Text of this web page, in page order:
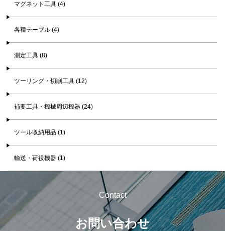
マグネット工具 (4)
各種テーブル (4)
測定工具 (8)
ツーリング・切削工具 (12)
補要工具・機械周辺機器 (24)
ツール収納用品 (1)
輸送・荷役機器 (1)
Contact
お問い合わせ